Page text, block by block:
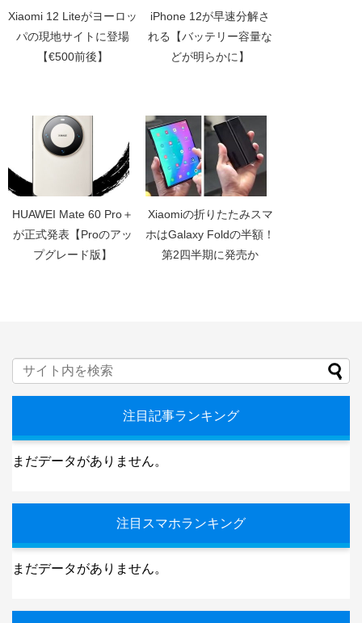
Xiaomi 12 Liteがヨーロッ
パの現地サイトに登場
【€500前後】
iPhone 12が早速分解さ
れる【バッテリー容量な
どが明らかに】
HUAWEI Mate 60 Pro＋
が正式発表【Proのアッ
プグレード版】
Xiaomiの折りたたみスマ
ホはGalaxy Foldの半額！
第2四半期に発売か
注目記事ランキング
まだデータがありません。
注目スマホランキング
まだデータがありません。